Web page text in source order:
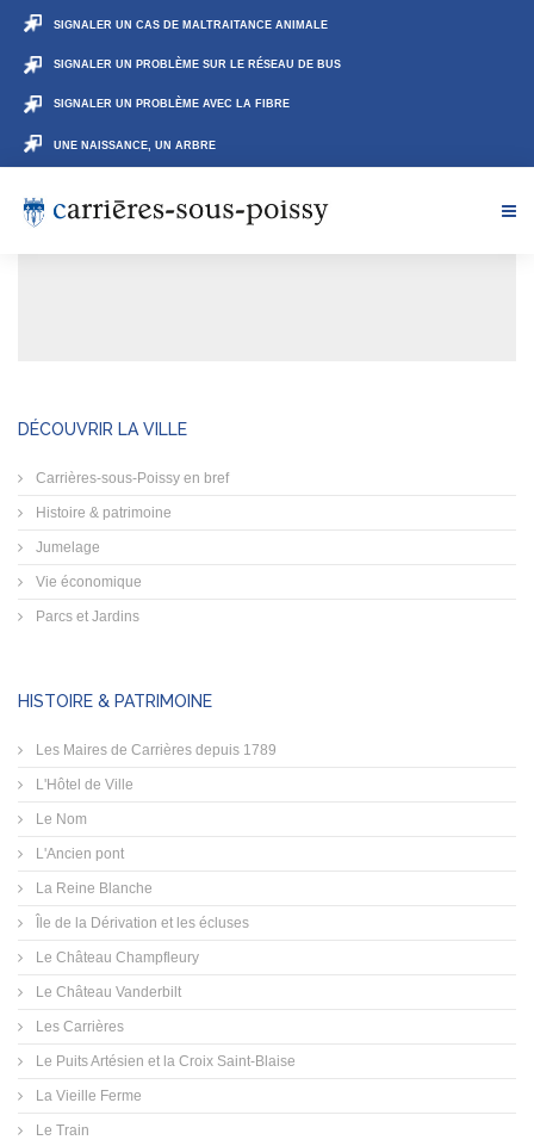
SIGNALER UN CAS DE MALTRAITANCE ANIMALE
SIGNALER UN PROBLÈME SUR LE RÉSEAU DE BUS
SIGNALER UN PROBLÈME AVEC LA FIBRE
UNE NAISSANCE, UN ARBRE
DÉCOUVRIR LA VILLE
Carrières-sous-Poissy en bref
Histoire & patrimoine
Jumelage
Vie économique
Parcs et Jardins
HISTOIRE & PATRIMOINE
Les Maires de Carrières depuis 1789
L'Hôtel de Ville
Le Nom
L'Ancien pont
La Reine Blanche
Île de la Dérivation et les écluses
Le Château Champfleury
Le Château Vanderbilt
Les Carrières
Le Puits Artésien et la Croix Saint-Blaise
La Vieille Ferme
Le Train